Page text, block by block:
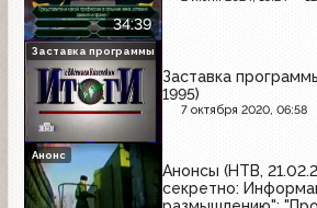
34:39
Заставка
1995)
7 октября 2020, 06:58
Заставка программы
Анонсы (НТВ,
секретно:
Анонс